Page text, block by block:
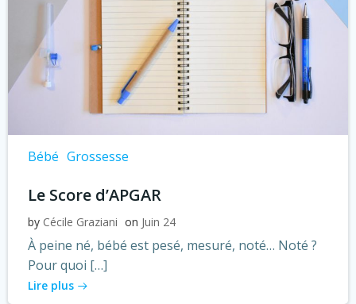
Bébé Grossesse
Le Score d’APGAR
by Cécile Graziani on Juin 24
À peine né, bébé est pesé, mesuré, noté… Noté ?
Pour quoi […]
Lire plus